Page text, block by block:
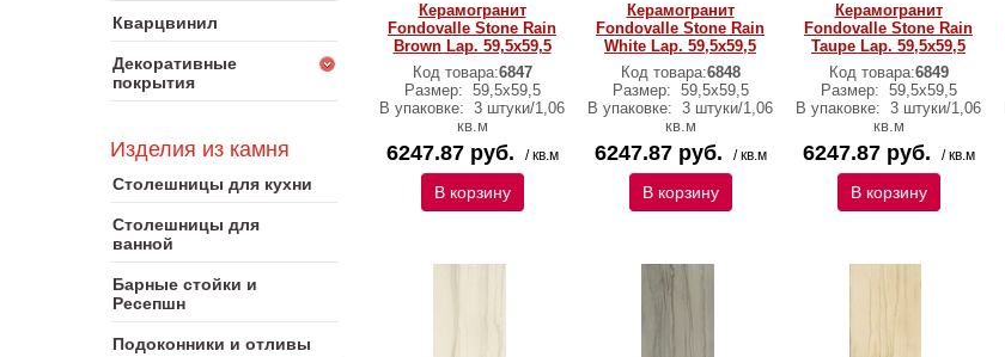
Кварцвинил
Декоративные
покрытия
Изделия из камня
Столешницы для кухни
Столешницы для
ванной
Барные стойки и
Ресепшн
Подоконники и отливы
Керамогранит
Fondovalle Stone Rain
Brown Lap. 59,5x59,5
Код товара:6847
Размер: 59,5х59,5
В упаковке: 3 штуки/1,06
кв.м
6247.87 руб. / кв.м
В корзину
Керамогранит
Fondovalle Stone Rain
White Lap. 59,5x59,5
Код товара:6848
Размер: 59,5х59,5
В упаковке: 3 штуки/1,06
кв.м
6247.87 руб. / кв.м
В корзину
Керамогранит
Fondovalle Stone Rain
Taupe Lap. 59,5x59,5
Код товара:6849
Размер: 59,5х59,5
В упаковке: 3 штуки/1,06
кв.м
6247.87 руб. / кв.м
В корзину